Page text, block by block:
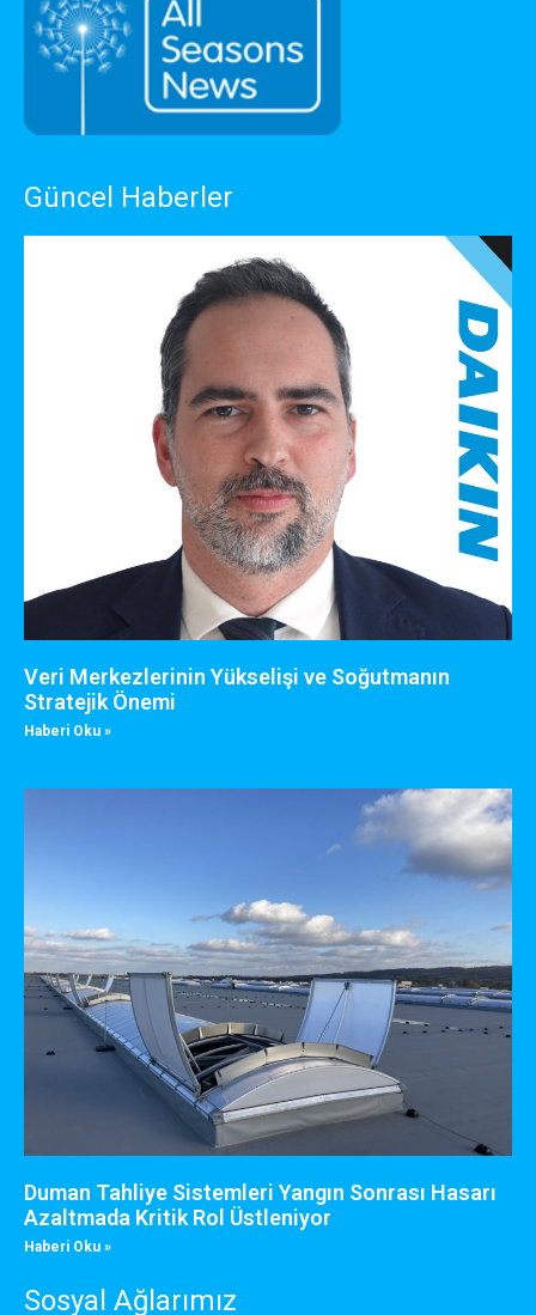
Güncel Haberler
Veri Merkezlerinin Yükselişi ve Soğutmanın
Stratejik Önemi
Haberi Oku »
Duman Tahliye Sistemleri Yangın Sonrası Hasarı
Azaltmada Kritik Rol Üstleniyor
Haberi Oku »
Sosyal Ağlarımız